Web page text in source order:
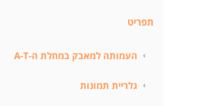
תפריט
העמותה למאבק במחלת ה-A-T
גלריית תמונות